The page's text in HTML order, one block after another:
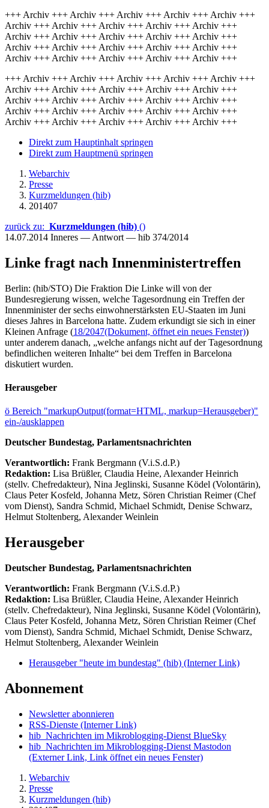
+++ Archiv +++ Archiv +++ Archiv +++ Archiv +++ Archiv +++
Archiv +++ Archiv +++ Archiv +++ Archiv +++ Archiv +++
Archiv +++ Archiv +++ Archiv +++ Archiv +++ Archiv +++
Archiv +++ Archiv +++ Archiv +++ Archiv +++ Archiv +++
Archiv +++ Archiv +++ Archiv +++ Archiv +++ Archiv +++
+++ Archiv +++ Archiv +++ Archiv +++ Archiv +++ Archiv +++
Archiv +++ Archiv +++ Archiv +++ Archiv +++ Archiv +++
Archiv +++ Archiv +++ Archiv +++ Archiv +++ Archiv +++
Archiv +++ Archiv +++ Archiv +++ Archiv +++ Archiv +++
Archiv +++ Archiv +++ Archiv +++ Archiv +++ Archiv +++
Direkt zum Hauptinhalt springen
Direkt zum Hauptmenü springen
Webarchiv
Presse
Kurzmeldungen (hib)
201407
zurück zu: Kurzmeldungen (hib) ()
14.07.2014 Inneres — Antwort — hib 374/2014
Linke fragt nach Innenministertreffen
Berlin: (hib/STO) Die Fraktion Die Linke will von der
Bundesregierung wissen, welche Tagesordnung ein Treffen der
Innenminister der sechs einwohnerstärksten EU-Staaten im Juni
dieses Jahres in Barcelona hatte. Zudem erkundigt sie sich in einer
Kleinen Anfrage (18/2047(Dokument, öffnet ein neues Fenster))
unter anderem danach, „welche anfangs nicht auf der Tagesordnung
befindlichen weiteren Inhalte“ bei dem Treffen in Barcelona
diskutiert wurden.
Herausgeber
ö Bereich "markupOutput(format=HTML, markup=Herausgeber)"
ein-/ausklappen
Deutscher Bundestag, Parlamentsnachrichten
Verantwortlich: Frank Bergmann (V.i.S.d.P.)
Redaktion: Lisa Brüßler, Claudia Heine, Alexander Heinrich
(stellv. Chefredakteur), Nina Jeglinski, Susanne Ködel (Volontärin),
Claus Peter Kosfeld, Johanna Metz, Sören Christian Reimer (Chef
vom Dienst), Sandra Schmid, Michael Schmidt, Denise Schwarz,
Helmut Stoltenberg, Alexander Weinlein
Herausgeber
Deutscher Bundestag, Parlamentsnachrichten
Verantwortlich: Frank Bergmann (V.i.S.d.P.)
Redaktion: Lisa Brüßler, Claudia Heine, Alexander Heinrich
(stellv. Chefredakteur), Nina Jeglinski, Susanne Ködel (Volontärin),
Claus Peter Kosfeld, Johanna Metz, Sören Christian Reimer (Chef
vom Dienst), Sandra Schmid, Michael Schmidt, Denise Schwarz,
Helmut Stoltenberg, Alexander Weinlein
Herausgeber "heute im bundestag" (hib) (Interner Link)
Abonnement
Newsletter abonnieren
RSS-Dienste (Interner Link)
hib_Nachrichten im Mikroblogging-Dienst BlueSky
hib_Nachrichten im Mikroblogging-Dienst Mastodon
(Externer Link, Link öffnet ein neues Fenster)
Webarchiv
Presse
Kurzmeldungen (hib)